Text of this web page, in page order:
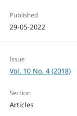
Published
29-05-2022
Issue
Vol. 10 No. 4 (2018)
Section
Articles